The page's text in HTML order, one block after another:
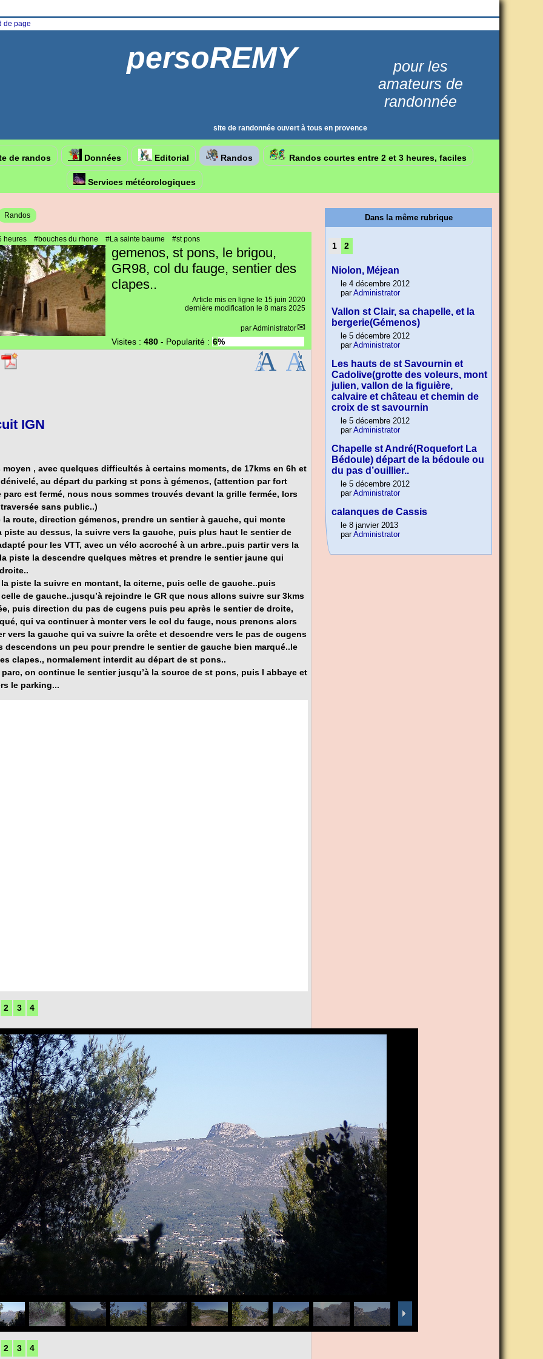
de page
persoREMY
pour les
amateurs de
randonnée
site de randonnée ouvert à tous en provence
de randos Données Editorial Randos Randos courtes entre 2 et 3 heures, faciles
Services météorologiques
Randos
heures #bouches du rhone #La sainte baume #st pons
gemenos, st pons, le brigou,
GR98, col du fauge, sentier des
clapes..
Article mis en ligne le 15 juin 2020
dernière modification le 8 mars 2025
parAdministrator
Visites : 480 - Popularité : 6%
IGN
moyen , avec quelques difficultés à certains moments, de 17kms en 6h et
au départ du parking st pons à gémenos, (attention par fort
parc est fermé, nous nous sommes trouvés devant la grille fermée, lors
sans public..)
la route, direction gémenos, prendre un sentier à gauche, qui monte
piste au dessus, la suivre vers la gauche, puis plus haut le sentier de
pour les VTT, avec un vélo accroché à un arbre..puis partir vers la
piste la descendre quelques mètres et prendre le sentier jaune qui
piste la suivre en montant, la citerne, puis celle de gauche..puis
de gauche..jusqu’à rejoindre le GR que nous allons suivre sur 3kms
puis direction du pas de cugens puis peu après le sentier de droite,
qui va continuer à monter vers le col du fauge, nous prenons alors
vers la gauche qui va suivre la crête et descendre vers le pas de cugens
descendons un peu pour prendre le sentier de gauche bien marqué..le
clapes., normalement interdit au départ de st pons..
parc, on continue le sentier jusqu’à la source de st pons, puis l abbaye et
le parking...
2 3 4
2 3 4
Dans la même rubrique
1 2
Niolon, Méjean
le 4 décembre 2012
parAdministrator
Vallon st Clair, sa chapelle, et la
bergerie(Gémenos)
le 5 décembre 2012
parAdministrator
Les hauts de st Savournin et
Cadolive(grotte des voleurs, mont
julien, vallon de la figuière,
calvaire et château et chemin de
croix de st savournin
le 5 décembre 2012
parAdministrator
Chapelle st André(Roquefort La
Bédoule) départ de la bédoule ou
du pas d’ouillier..
le 5 décembre 2012
parAdministrator
calanques de Cassis
le 8 janvier 2013
parAdministrator